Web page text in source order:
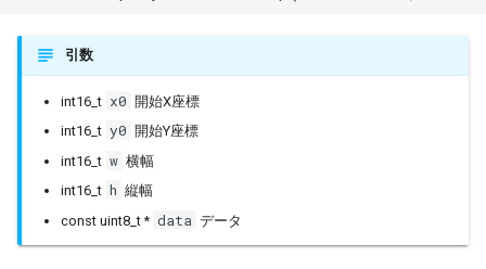
描画方向 rotation
ピボットX座標 _xpivot
ピボットY座標 _ypivot
UTF8デコーダー状態
decoderState
BLEUtils
BLEUuidNotFoundException
BLEValue
引数
int16_t x0 開始X座標
int16_t y0 開始Y座標
int16_t w 横幅
int16_t h 縦幅
const uint8_t * data データ